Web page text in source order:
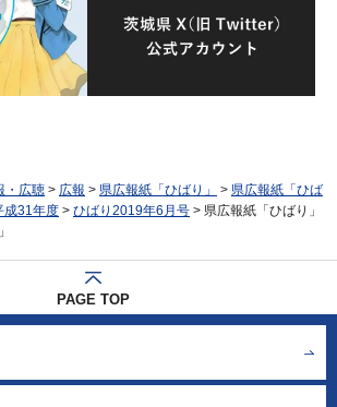
・広聴 > 広報 > 県広報紙「ひばり」 > 県広報紙「ひば
成31年度 > ひばり2019年6月号 > 県広報紙「ひばり」
PAGE TOP